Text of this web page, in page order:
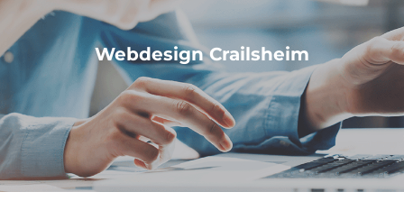
Webdesign Crailsheim